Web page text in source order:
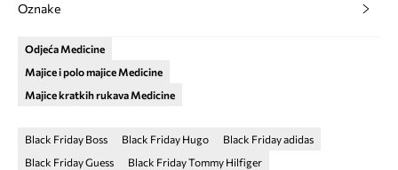
Oznake
Odjeća Medicine
Majice i polo majice Medicine
Majice kratkih rukava Medicine
Black Friday Boss Black Friday Hugo
Black Friday adidas
Black Friday Guess
Black Friday Tommy Hilfiger